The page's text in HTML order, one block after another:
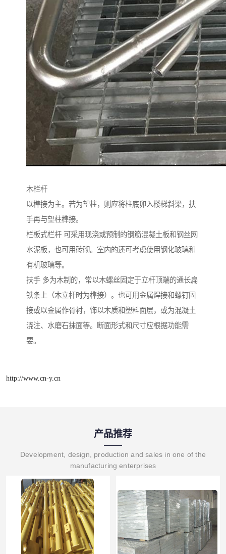
木栏杆
以榫接为主。若为望柱，则应将柱底卯入楼梯斜梁，扶
手再与望柱榫接。
栏板式栏杆 可采用现浇或预制的钢筋混凝土板和钢丝网
水泥板，也可用砖砌。室内的还可考虑使用钢化玻璃和
有机玻璃等。
扶手 多为木制的，常以木螺丝固定于立杆顶端的通长扁
铁条上（木立杆时为榫接）。也可用金属焊接和螺钉固
接或以金属作骨衬，饰以木质和塑料面层，或为混凝土
浇注、水磨石抹面等。断面形式和尺寸应根据功能需
要。
http://www.cn-y.cn
产品推荐
Development, design, production and sales in one of the
manufacturing enterprises